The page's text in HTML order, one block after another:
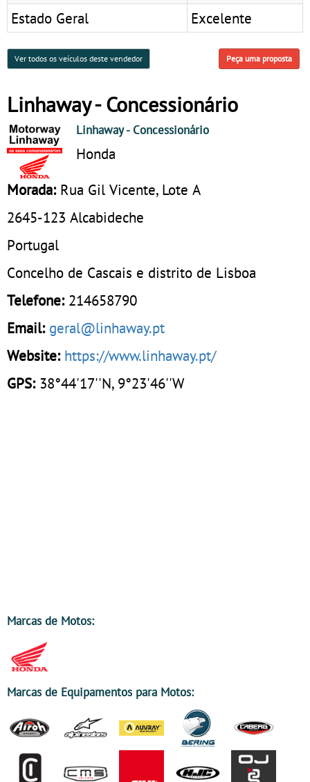
Estado Geral
Excelente
Ver todos os veículos deste vendedor Peça uma proposta
Linhaway - Concessionário
Linhaway- Concessionário
Honda
Morada: Rua Gil Vicente, Lote A
2645-123 Alcabideche
Portugal
Concelho de Cascais e distrito de Lisboa
Telefone: 214658790
Email: geral@linhaway.pt
Website: https://www.linhaway.pt/
GPS:38°44'17''N, 9°23'46''W
Marcas de Motos:
Marcas de Equipamentos para Motos: